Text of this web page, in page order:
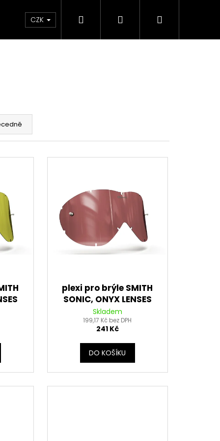
& Maziva Příslušenství Dárkové
CZK Hledat PřihlášeníNákupní
plexi pro brýle SMITH
SONIC, ONYX LENSES
(červené s polarizací)
Skladem
199,17 Kč bez DPH
241 Kč
DO KOŠÍKU
Následující
14 PALCŮ